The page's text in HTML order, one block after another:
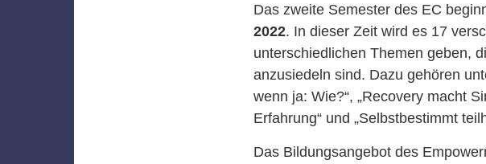
Das zweite Semester des EC
2022. In dieser Zeit wird es 17
unterschiedlichen Themen geben,
anzusiedeln sind. Dazu gehören
wenn ja: Wie?“, „Recovery macht
Erfahrung“ und „Selbstbestimmt
Das Bildungsangebot des